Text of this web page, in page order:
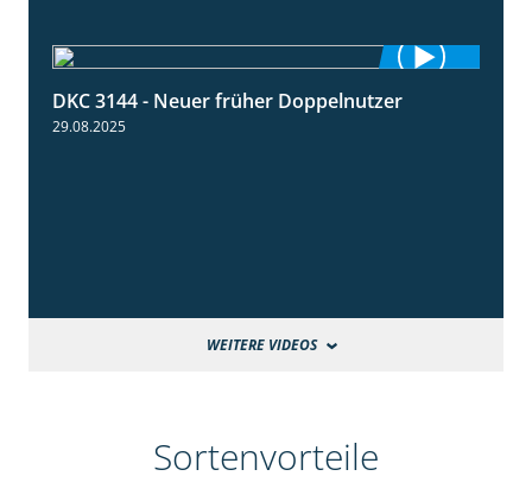
DKC 3144 - Neuer früher Doppelnutzer
29.08.2025
WEITERE VIDEOS
Sortenvorteile